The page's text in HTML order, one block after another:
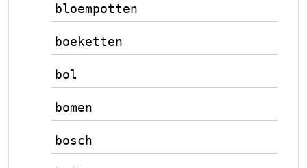
bloempotten
boeketten
bol
bomen
bosch